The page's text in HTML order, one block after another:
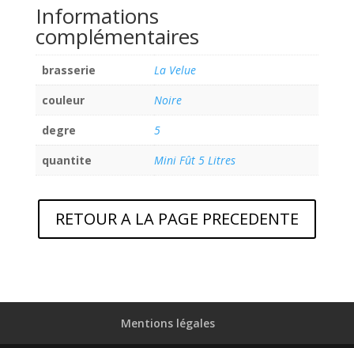
Informations
complémentaires
brasserie
La Velue
couleur
Noire
degre
5
quantite
Mini Fût 5 Litres
RETOUR A LA PAGE PRECEDENTE
Mentions légales